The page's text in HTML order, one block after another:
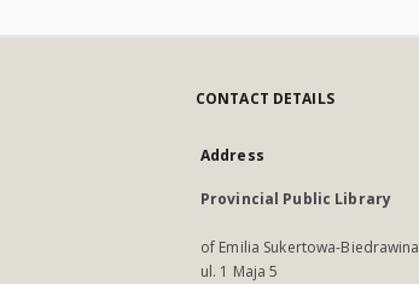
CONTACT DETAILS
Address
Provincial Public Library
of Emilia Sukertowa-Biedrawina
ul. 1 Maja 5